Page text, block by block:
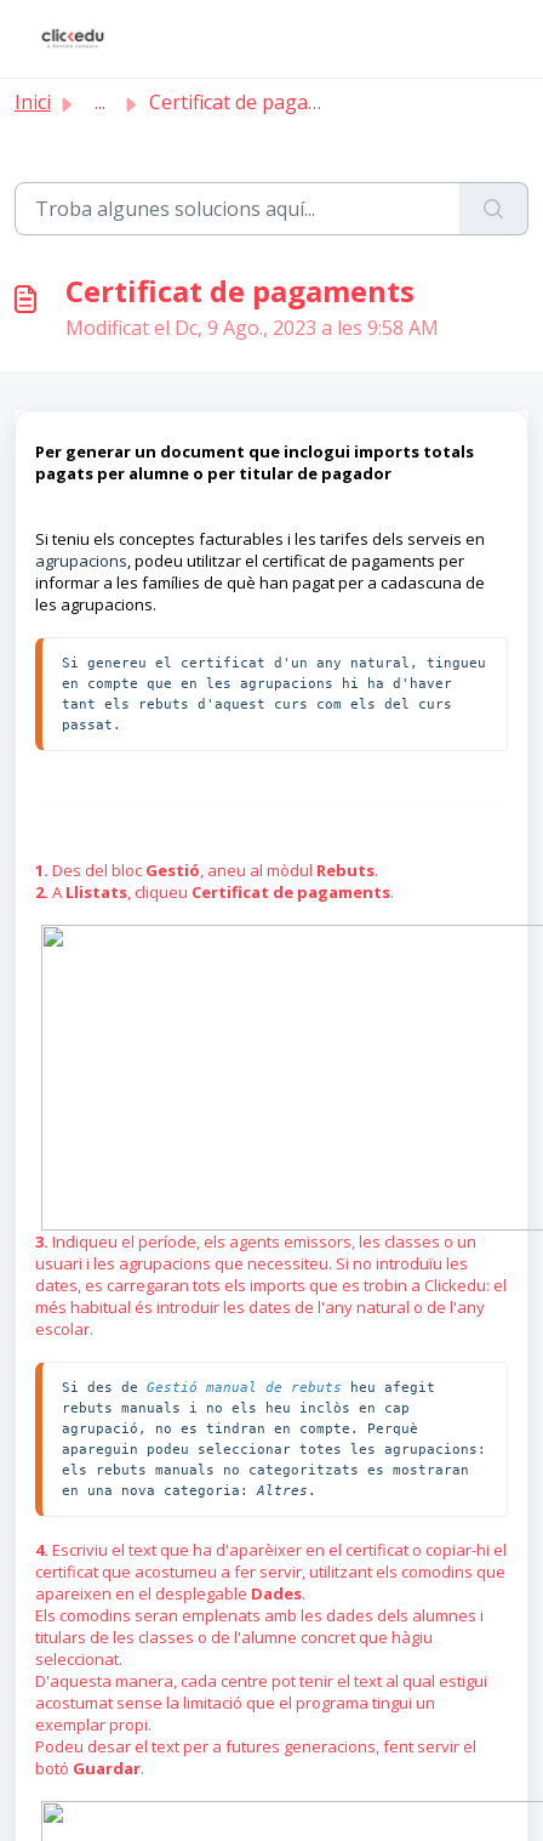
Inici ... Certificat de pagaments
Certificat de pagaments
Modificat el Dc, 9 Ago., 2023 a les 9:58 AM
Per generar un document que inclogui imports totals
pagats per alumne o per titular de pagador
Si teniu els conceptes facturables i les tarifes dels serveis en
agrupacions, podeu utilitzar el certificat de pagaments per
informar a les famílies de què han pagat per a cadascuna de
les agrupacions.
Si genereu el certificat d'un any natural, tingueu
en compte que en les agrupacions hi ha d'haver
tant els rebuts d'aquest curs com els del curs
passat.
1. Des del bloc Gestió, aneu al mòdul Rebuts.
2. A Llistats, cliqueu Certificat de pagaments.
3. Indiqueu el període, els agents emissors, les classes o un
usuari i les agrupacions que necessiteu. Si no introduïu les
dates, es carregaran tots els imports que es trobin a Clickedu: el
més habitual és introduir les dates de l'any natural o de l'any
escolar.
Si des de Gestió manual de rebuts heu afegit
rebuts manuals i no els heu inclòs en cap
agrupació, no es tindran en compte. Perquè
apareguin podeu seleccionar totes les agrupacions:
els rebuts manuals no categoritzats es mostraran
en una nova categoria: Altres .
4. Escriviu el text que ha d'aparèixer en el certificat o copiar-hi el
certificat que acostumeu a fer servir, utilitzant els comodins que
apareixen en el desplegable Dades.
Els comodins seran emplenats amb les dades dels alumnes i
titulars de les classes o de l'alumne concret que hàgiu
seleccionat.
D'aquesta manera, cada centre pot tenir el text al qual estigui
acostumat sense la limitació que el programa tingui un
exemplar propi.
Podeu desar el text per a futures generacions, fent servir el
botó Guardar.